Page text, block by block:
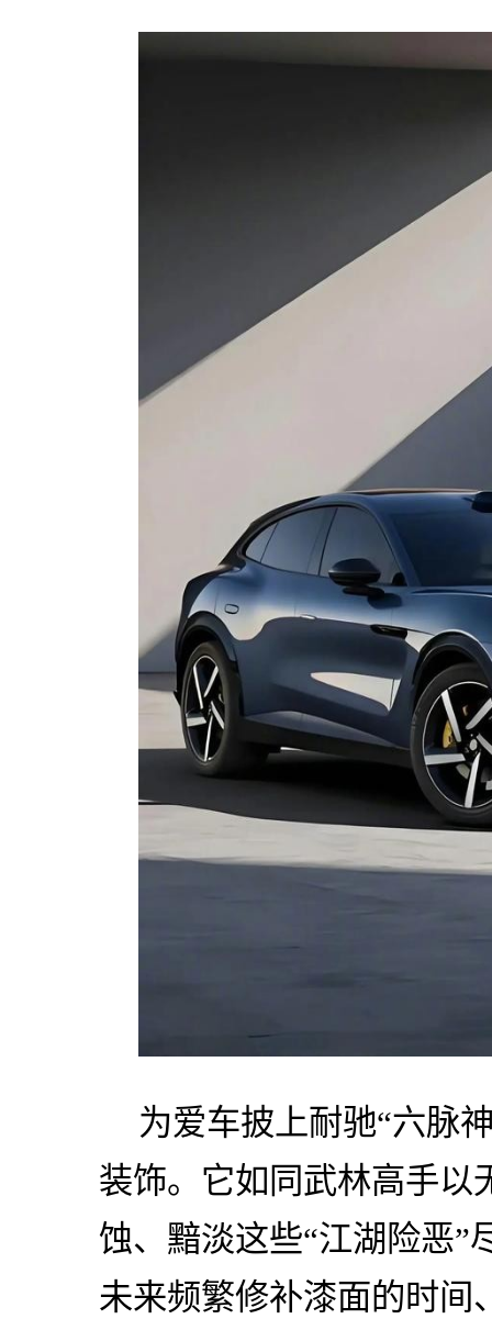
为爱车披上耐驰“六脉
装饰。它如同武林高手以
蚀、黯淡这些“江湖险恶”
未来频繁修补漆面的时间